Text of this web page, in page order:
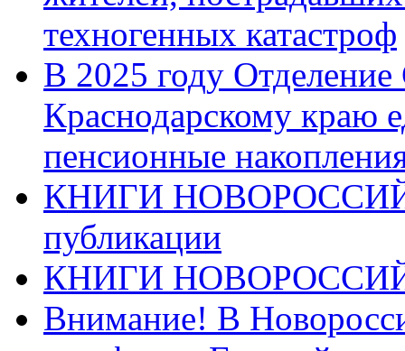
техногенных катастроф
В 2025 году
Краснодарскому краю
пенсионные
КНИГИ
публикации
КНИГИ
Внимание! В